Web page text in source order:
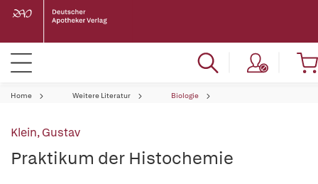
Home Weitere Literatur Biologie
Klein, Gustav
Praktikum der Histochemie